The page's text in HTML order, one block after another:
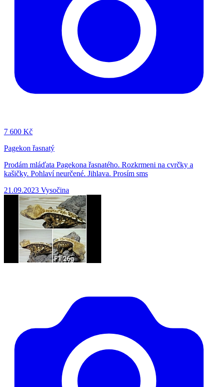
7 600 Kč
Pagekon řasnatý
Prodám mláďata Pagekona řasnatého. Rozkrmeni na cvrčky a
kašičky. Pohlaví neurčené. Jihlava. Prosím sms
21.09.2023 Vysočina